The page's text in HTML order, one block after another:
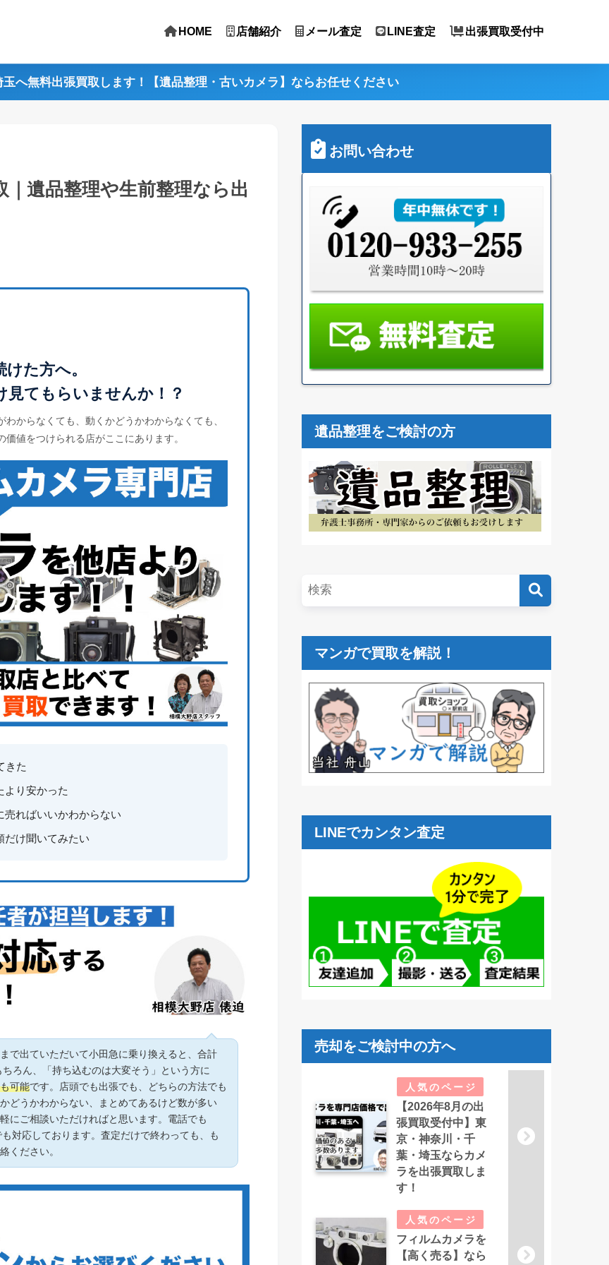
HOME 店舗紹介 メール査定 LINE査定 出張買取受付中
へ無料出張買取します！【遺品整理・古いカメラ】ならお任せください
遺品整理や生前整理なら出
た方へ。
てもらいませんか！？
からなくても、動くかどうかわからなくても、
値をつけられる店がここにあります。
きた
より安かった
売ればいいかわからない
だけ聞いてみたい
で出ていただいて小田急に乗り換えると、合計
ろん、「持ち込むのは大変そう」という方に
可能です。店頭でも出張でも、どちらの方法でも
どうかわからない、まとめてあるけど数が多い
ご相談いただければと思います。電話でも
対応しております。査定だけで終わっても、も
ください。
お問い合わせ
遺品整理をご検討の方
マンガで買取を解説！
LINEでカンタン査定
売却をご検討中の方へ
【2026年8月の出
張買取受付中】東
京・神奈川・千
葉・埼玉ならカメ
ラを出張買取しま
す！
フィルムカメラを
【高く売る】なら